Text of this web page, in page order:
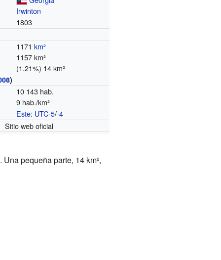
Irwinton
1803
1171km²
1157 km²
(1.21%) 14 km²
)
10 143 hab.
9 hab./km²
Este: UTC-5/-4
Sitio web oficial
pequeña parte, 14 km²,